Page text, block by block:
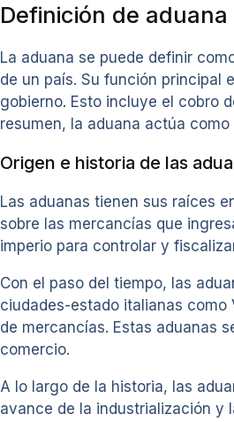
Definición de aduana
La aduana se puede definir
de un país. Su función principal
gobierno. Esto incluye el cobro
resumen, la aduana actúa
Origen e historia de las
Las aduanas tienen sus raíces
sobre las mercancías que
imperio para controlar y
Con el paso del tiempo, las
ciudades-estado italianas
de mercancías. Estas aduanas
comercio.
A lo largo de la historia, las
avance de la industrialización y